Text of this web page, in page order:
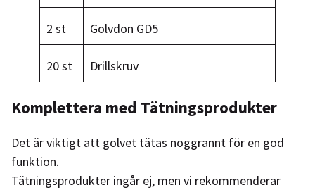
2 st Golvdon GD5
20 st Drillskruv
Komplettera med Tätningsprodukter
Det är viktigt att golvet tätas noggrannt för en god
funktion.
Tätningsprodukter ingår ej, men vi rekommenderar